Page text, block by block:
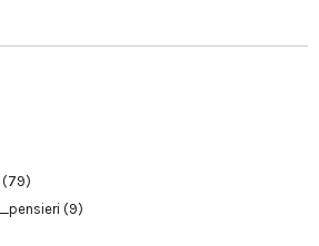
(79)
(9)